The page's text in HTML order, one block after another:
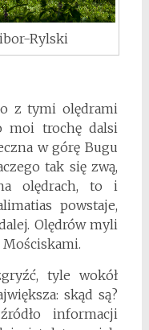
Rylski
z tymi olędrami
moi trochę dalsi
w górę Bugu
tak się zwą,
olędrach, to i
powstaje,
Olędrów myli
Mościskami.
tyle wokół
skąd są?
informacji